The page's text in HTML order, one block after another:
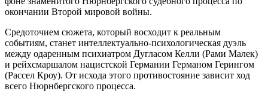
окончании Второй мировой войны.
Средоточием сюжета, который восходит к реальным
событиям, станет интеллектуально-психологическая дуэль
между одаренным психиатром Дугласом Келли (Рами Малек)
и рейхсмаршалом нацистской Германии Германом Герингом
(Рассел Кроу). От исхода этого противостояние зависит ход
всего Нюрнбергского процесса.